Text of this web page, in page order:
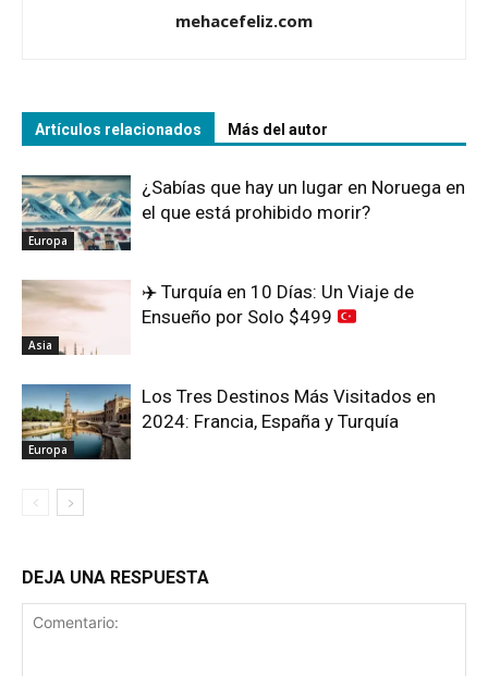
mehacefeliz.com
Artículos relacionados Más del autor
Europa
¿Sabías que hay un lugar en Noruega en
el que está prohibido morir?
Asia
✈️ Turquía en 10 Días: Un Viaje de
Ensueño por Solo $499
Europa
Los Tres Destinos Más Visitados en
2024: Francia, España y Turquía
DEJA UNA RESPUESTA